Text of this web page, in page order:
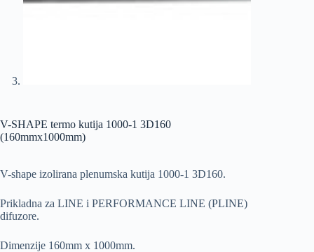
V-SHAPE termo kutija 1000-1 3D160
(160mmx1000mm)
V-shape izolirana plenumska kutija 1000-1 3D160.
Prikladna za LINE i PERFORMANCE LINE (PLINE)
difuzore.
Dimenzije 160mm x 1000mm.